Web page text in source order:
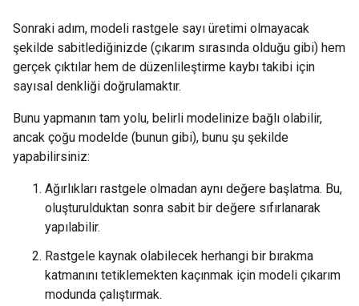
Sonraki adım, modeli rastgele sayı üretimi olmayacak
şekilde sabitlediğinizde (çıkarım sırasında olduğu gibi) hem
gerçek çıktılar hem de düzenlileştirme kaybı takibi için
sayısal denkliği doğrulamaktır.
Bunu yapmanın tam yolu, belirli modelinize bağlı olabilir,
ancak çoğu modelde (bunun gibi), bunu şu şekilde
yapabilirsiniz:
Ağırlıkları rastgele olmadan aynı değere başlatma. Bu,
oluşturulduktan sonra sabit bir değere sıfırlanarak
yapılabilir.
Rastgele kaynak olabilecek herhangi bir bırakma
katmanını tetiklemekten kaçınmak için modeli çıkarım
modunda çalıştırmak.